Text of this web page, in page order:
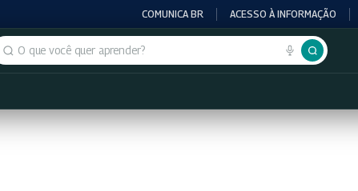
COMUNICA BR ACESSO À INFORMAÇÃO
Buscar no portal